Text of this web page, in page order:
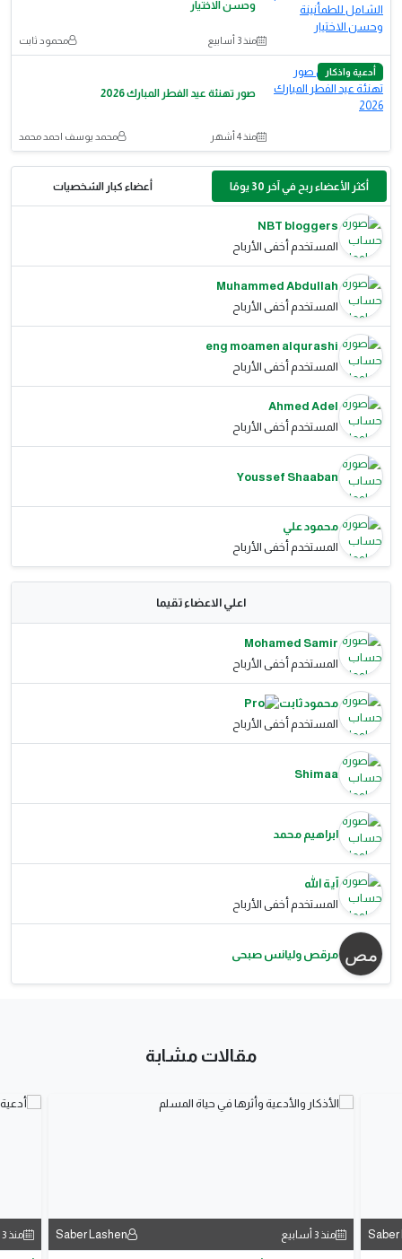
وحسن الاختيار
منذ 3 أسابيع محمود ثابت
أدعية واذكار
صور تهنئة عيد الفطر المبارك 2026
منذ 4 أشهر محمد يوسف احمد محمد
أكثر الأعضاء ربح في آخر 30 يومًا أعضاء كبار الشخصيات
NBT bloggers
المستخدم أخفى الأرباح
Muhammed Abdullah
المستخدم أخفى الأرباح
eng moamen alqurashi
المستخدم أخفى الأرباح
Ahmed Adel
المستخدم أخفى الأرباح
Youssef Shaaban
محمود علي
المستخدم أخفى الأرباح
اعلي الاعضاء تقيما
Mohamed Samir
المستخدم أخفى الأرباح
محمود ثابت
المستخدم أخفى الأرباح
Shimaa
ابراهيم محمد
آية الله
المستخدم أخفى الأرباح
مرقص وليانس صبحى
مقالات مشابة
Saber منذ 3 أسابيع Saber Lashen منذ 3 أسابيع